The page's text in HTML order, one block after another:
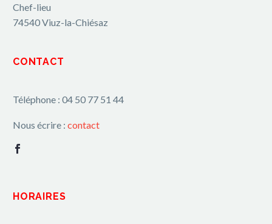
Chef-lieu
74540 Viuz-la-Chiésaz
CONTACT
Téléphone : 04 50 77 51 44
Nous écrire : contact
HORAIRES